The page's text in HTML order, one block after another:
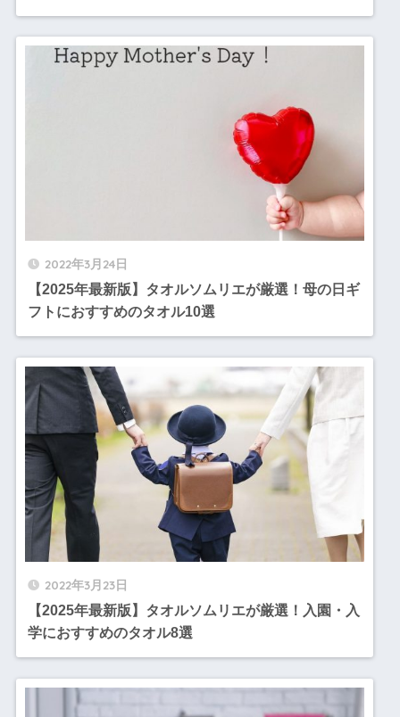
2022年3月24日
【2025年最新版】タオルソムリエが厳選！母の日ギ
フトにおすすめのタオル10選
2022年3月23日
【2025年最新版】タオルソムリエが厳選！入園・入
学におすすめのタオル8選